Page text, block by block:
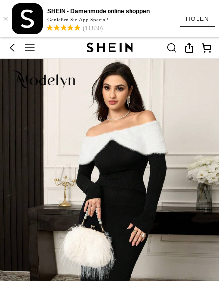
HOLEN
×
SHEIN - Damenmode online shoppen
Genießen Sie App-Special!
(10,830)